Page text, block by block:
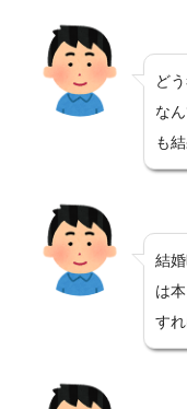
ど
な
も
結
は
す